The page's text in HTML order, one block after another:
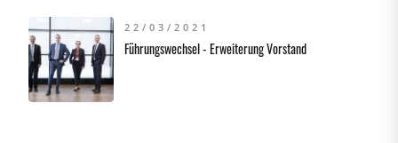
22/03/2021
Führungswechsel - Erweiterung Vorstand